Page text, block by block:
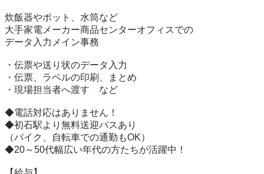
炊飯器やポット、水筒など
大手家電メーカー商品センターオフィスでの
データ入力メイン事務
・伝票や送り状のデータ入力
・伝票、ラベルの印刷、まとめ
・現場担当者へ渡す　など
◆電話対応はありません！
◆初石駅より無料送迎バスあり
（バイク、自転車での通勤もOK）
◆20～50代幅広い年代の方たちが活躍中！